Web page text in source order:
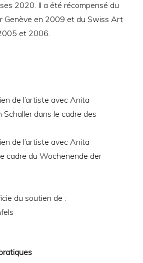
2020. Il a été récompensé du
Genève en 2009 et du Swiss Art
et 2006.
de l’artiste avec Anita
Schaller dans le cadre des
de l’artiste avec Anita
cadre du Wochenende der
du soutien de :